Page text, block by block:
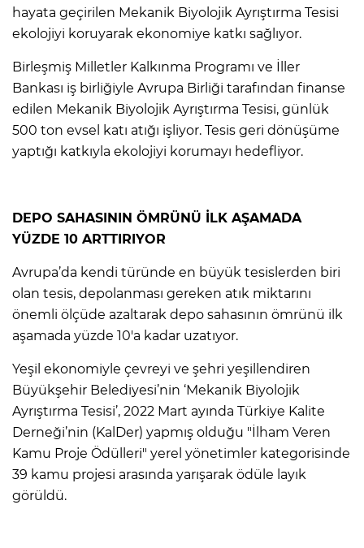
hayata geçirilen Mekanik Biyolojik Ayrıştırma Tesisi
ekolojiyi koruyarak ekonomiye katkı sağlıyor.
Birleşmiş Milletler Kalkınma Programı ve İller
Bankası iş birliğiyle Avrupa Birliği tarafından finanse
edilen Mekanik Biyolojik Ayrıştırma Tesisi, günlük
500 ton evsel katı atığı işliyor. Tesis geri dönüşüme
yaptığı katkıyla ekolojiyi korumayı hedefliyor.
DEPO SAHASININ ÖMRÜNÜ İLK AŞAMADA
YÜZDE 10 ARTTIRIYOR
Avrupa’da kendi türünde en büyük tesislerden biri
olan tesis, depolanması gereken atık miktarını
önemli ölçüde azaltarak depo sahasının ömrünü ilk
aşamada yüzde 10'a kadar uzatıyor.
Yeşil ekonomiyle çevreyi ve şehri yeşillendiren
Büyükşehir Belediyesi’nin ‘Mekanik Biyolojik
Ayrıştırma Tesisi’, 2022 Mart ayında Türkiye Kalite
Derneği’nin (KalDer) yapmış olduğu "İlham Veren
Kamu Proje Ödülleri" yerel yönetimler kategorisinde
39 kamu projesi arasında yarışarak ödüle layık
görüldü.